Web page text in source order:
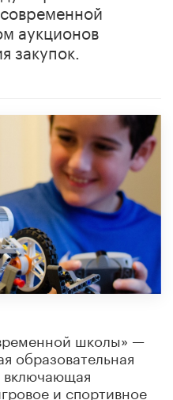
аукционов
закупок.
школы» —
образовательная
включающая
и спортивное